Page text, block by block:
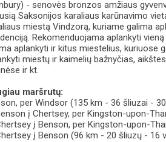
- senovės bronzos amžiaus
Saksonijos karaliaus karūnavimo
miestą Vindzorą, kuriame galima
Rekomenduojama aplankyti
aplankyti ir kitus miestelius, kuriuose
miestų ir kaimelių bažnyčias,
ir kt.
maršrutų:
per Windsor (135 km - 36 šliuzai -
į Chertsey, per Kingston-upon-
į Benson, per Kingston-upon-
į Benson (96 km - 20 šliuzų - 16